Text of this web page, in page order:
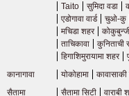
Taito
सुमिदा वडा
एडोगावा वार्ड
चुओ-कु
मचिडा शहर
ताचिकावा
कुनिताची
हिगाशिमुरायामा शहर
कानागावा
योकोहामा
सैतामा
सैतामा सिटी वाराबी